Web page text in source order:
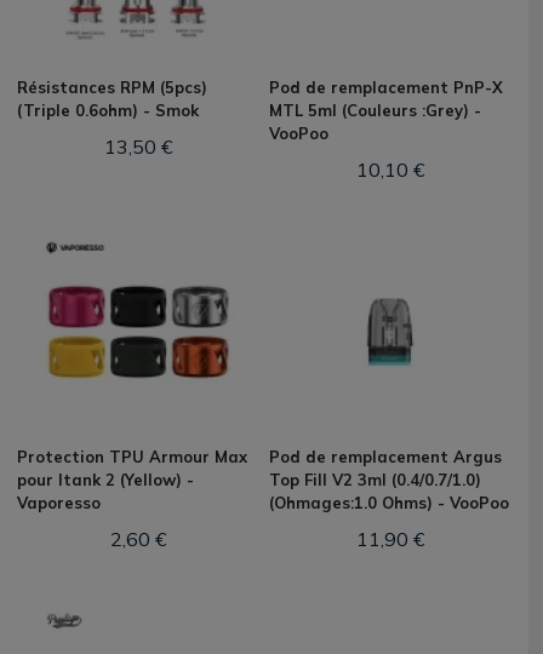
Résistances RPM (5pcs)
(Triple 0.6ohm) - Smok
13,50 €
Pod de remplacement PnP-X
MTL 5ml (Couleurs :Grey) -
VooPoo
10,10 €
Protection TPU Armour Max
pour Itank 2 (Yellow) -
Vaporesso
2,60 €
Pod de remplacement Argus
Top Fill V2 3ml (0.4/0.7/1.0)
(Ohmages:1.0 Ohms) - VooPoo
11,90 €